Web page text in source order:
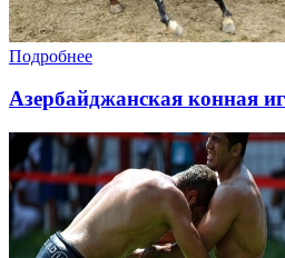
Подробнее
Азербайджанская конная